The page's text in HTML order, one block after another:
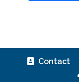
Contact